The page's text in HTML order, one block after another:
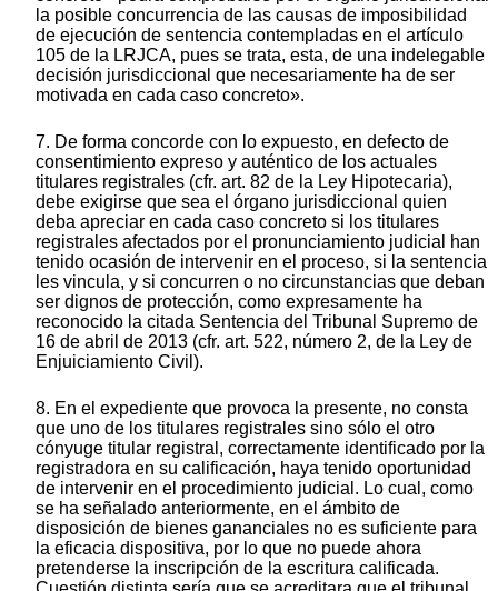
la posible concurrencia de las causas de imposibilidad
de ejecución de sentencia contempladas en el artículo
105 de la LRJCA, pues se trata, esta, de una indelegable
decisión jurisdiccional que necesariamente ha de ser
motivada en cada caso concreto».
7. De forma concorde con lo expuesto, en defecto de
consentimiento expreso y auténtico de los actuales
titulares registrales (cfr. art. 82 de la Ley Hipotecaria),
debe exigirse que sea el órgano jurisdiccional quien
deba apreciar en cada caso concreto si los titulares
registrales afectados por el pronunciamiento judicial han
tenido ocasión de intervenir en el proceso, si la sentencia
les vincula, y si concurren o no circunstancias que deban
ser dignos de protección, como expresamente ha
reconocido la citada Sentencia del Tribunal Supremo de
16 de abril de 2013 (cfr. art. 522, número 2, de la Ley de
Enjuiciamiento Civil).
8. En el expediente que provoca la presente, no consta
que uno de los titulares registrales sino sólo el otro
cónyuge titular registral, correctamente identificado por la
registradora en su calificación, haya tenido oportunidad
de intervenir en el procedimiento judicial. Lo cual, como
se ha señalado anteriormente, en el ámbito de
disposición de bienes gananciales no es suficiente para
la eficacia dispositiva, por lo que no puede ahora
pretenderse la inscripción de la escritura calificada.